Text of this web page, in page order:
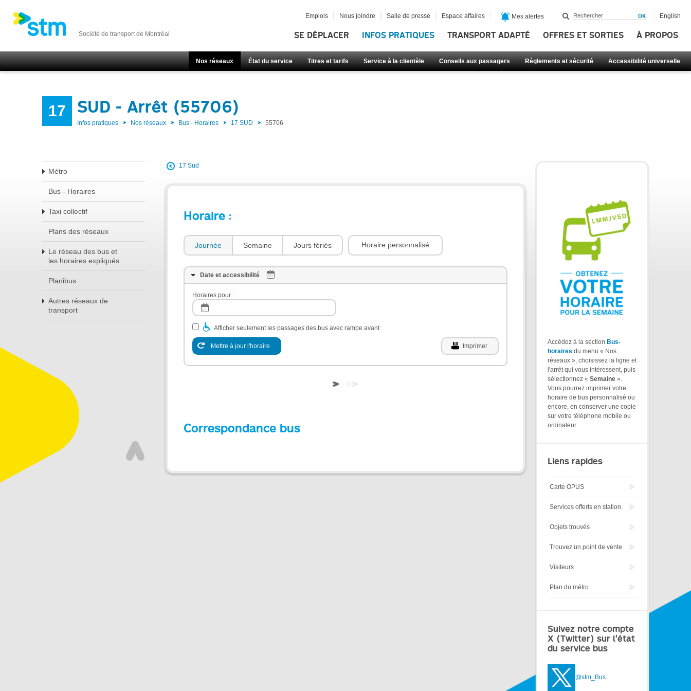
Société de transport de Montréal SE DÉPLACER INFOS PRATIQUES TRANSPORT ADAPTÉ OFFRES ET SORTIES À PROPOS
Nos réseaux État du service Titres et tarifs Service à la clientèle Conseils aux passagers Règlements et sécurité Accessibilité universelle
Emplois Nous joindre Salle de presse Espace affaires Mes alertes English
17 SUD - Arrêt (55706)
Infos pratiques Nos réseaux Bus - Horaires 17 SUD 55706
Métro
Bus - Horaires
Taxi collectif
Plans des réseaux
Le réseau des bus et
les horaires expliqués
Planibus
Autres réseaux de
transport
17 Sud
Horaire :
Journée Semaine Jours fériés Horaire personnalisé
Date et accessibilité
Horaires pour :
Afficher seulement les passages des bus avec rampe avant
Mettre à jour l'horaire Imprimer
Correspondance bus
Accédez à la section Bus-
horaires du menu « Nos
réseaux », choisissez la ligne et
l'arrêt qui vous intéressent, puis
sélectionnez « Semaine ».
Vous pourrez imprimer votre
horaire de bus personnalisé ou
encore, en conserver une copie
sur votre téléphone mobile ou
ordinateur.
Liens rapides
Carte OPUS
Services offerts en station
Objets trouvés
Trouvez un point de vente
Visiteurs
Plan du métro
Suivez notre compte
X (Twitter) sur l'état
du service bus
@stm_Bus